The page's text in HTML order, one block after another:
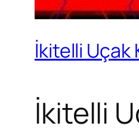
İkitelli Uçak
İkitelli